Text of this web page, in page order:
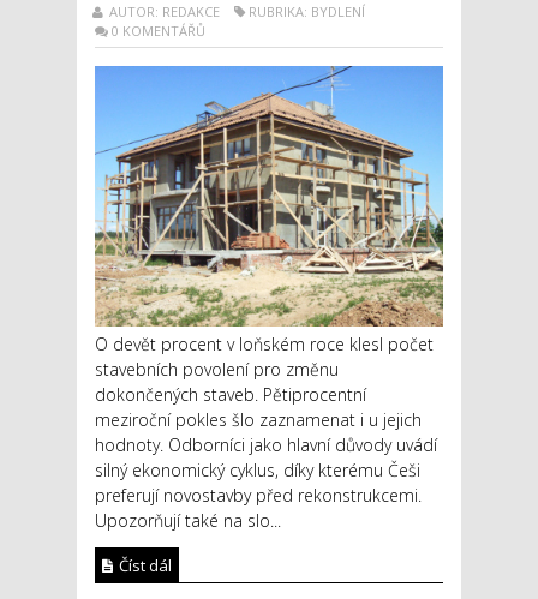
AUTOR: REDAKCE
RUBRIKA: BYDLENÍ
0 KOMENTÁŘŮ
O devět procent v loňském roce klesl počet
stavebních povolení pro změnu
dokončených staveb. Pětiprocentní
meziroční pokles šlo zaznamenat i u jejich
hodnoty. Odborníci jako hlavní důvody uvádí
silný ekonomický cyklus, díky kterému Češi
preferují novostavby před rekonstrukcemi.
Upozorňují také na slo...
Číst dál